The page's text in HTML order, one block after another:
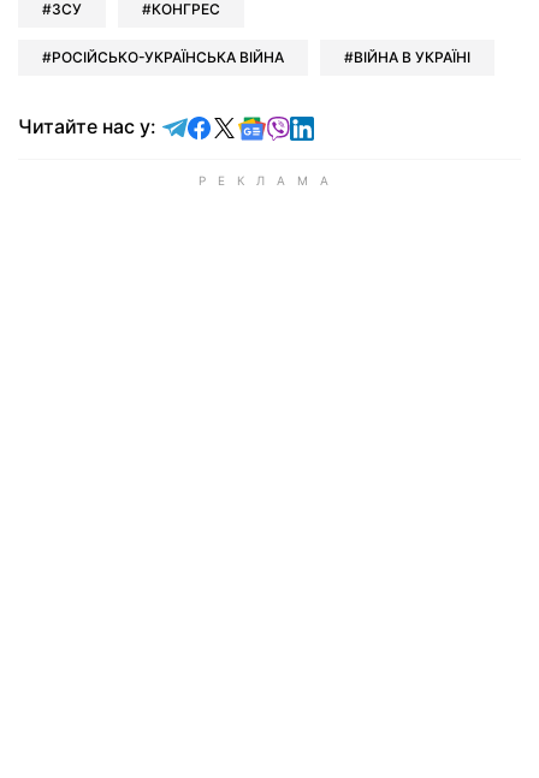
ЗСУ КОНГРЕС
РОСІЙСЬКО-УКРАЇНСЬКА ВІЙНА ВІЙНА В УКРАЇНІ
Читайте нас у: Читайте у Telegram
Читайте у Facebook
Читайте у X
Читайте у Google news
Читайте у Viber
Читайте у LinkedIn